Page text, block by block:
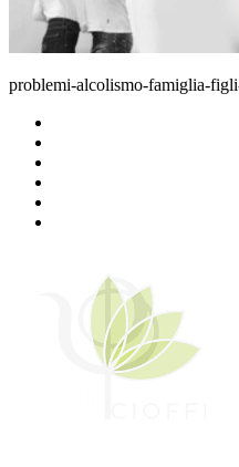
problemi-alcolismo-famiglia-